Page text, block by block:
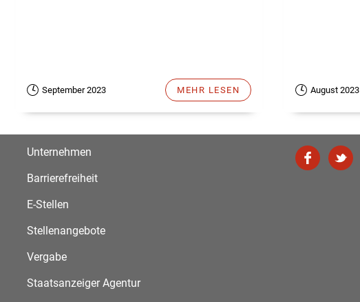
September 2023 MEHR LESEN August 2023
Unternehmen
Barrierefreiheit
E-Stellen
Stellenangebote
Vergabe
Staatsanzeiger Agentur